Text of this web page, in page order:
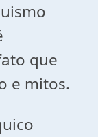
que
e mitos.